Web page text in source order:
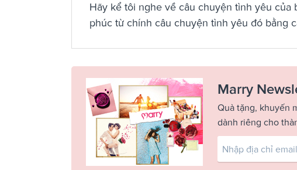
Hãy kể tôi nghe về câu chuyện tình yêu
phúc từ chính câu chuyện tình yêu đó bằng
Marry
Quà tặng, khuyến
dành riêng cho